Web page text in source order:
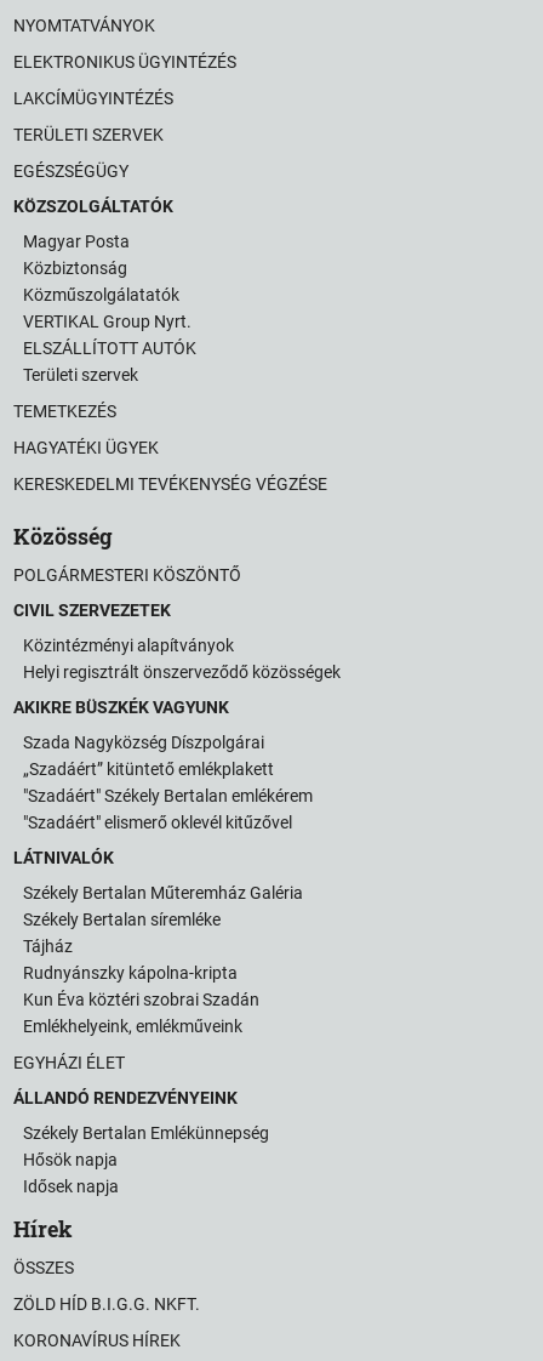
NYOMTATVÁNYOK
ELEKTRONIKUS ÜGYINTÉZÉS
LAKCÍMÜGYINTÉZÉS
TERÜLETI SZERVEK
EGÉSZSÉGÜGY
KÖZSZOLGÁLTATÓK
Magyar Posta
Közbiztonság
Közműszolgálatatók
VERTIKAL Group Nyrt.
ELSZÁLLÍTOTT AUTÓK
Területi szervek
TEMETKEZÉS
HAGYATÉKI ÜGYEK
KERESKEDELMI TEVÉKENYSÉG VÉGZÉSE
Közösség
POLGÁRMESTERI KÖSZÖNTŐ
CIVIL SZERVEZETEK
Közintézményi alapítványok
Helyi regisztrált önszerveződő közösségek
AKIKRE BÜSZKÉK VAGYUNK
Szada Nagyközség Díszpolgárai
„Szadáért” kitüntető emlékplakett
"Szadáért" Székely Bertalan emlékérem
"Szadáért" elismerő oklevél kitűzővel
LÁTNIVALÓK
Székely Bertalan Műteremház Galéria
Székely Bertalan síremléke
Tájház
Rudnyánszky kápolna-kripta
Kun Éva köztéri szobrai Szadán
Emlékhelyeink, emlékműveink
EGYHÁZI ÉLET
ÁLLANDÓ RENDEZVÉNYEINK
Székely Bertalan Emlékünnepség
Hősök napja
Idősek napja
Hírek
ÖSSZES
ZÖLD HÍD B.I.G.G. NKFT.
KORONAVÍRUS HÍREK